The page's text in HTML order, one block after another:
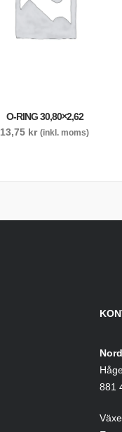
O-RING 30,80×2,62
13,75 kr (inkl. moms)
881